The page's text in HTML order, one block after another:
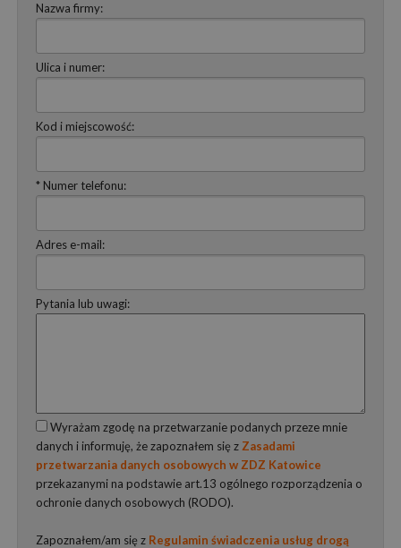
Nazwa firmy:
Ulica i numer:
Kod i miejscowość:
* Numer telefonu:
Adres e-mail:
Pytania lub uwagi:
Wyrażam zgodę na przetwarzanie podanych przeze mnie
danych i informuję, że zapoznałem się z Zasadami
przetwarzania danych osobowych w ZDZ Katowice
przekazanymi na podstawie art.13 ogólnego rozporządzenia o
ochronie danych osobowych (RODO).
Zapoznałem/am się z Regulamin świadczenia usług drogą